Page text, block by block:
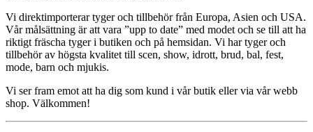
Vi direktimporterar tyger och tillbehör från Europa, Asien och USA.
Vår målsättning är att vara ”upp to date” med modet och se till att ha
riktigt fräscha tyger i butiken och på hemsidan. Vi har tyger och
tillbehör av högsta kvalitet till scen, show, idrott, brud, bal, fest,
mode, barn och mjukis.
Vi ser fram emot att ha dig som kund i vår butik eller via vår webb
shop. Välkommen!